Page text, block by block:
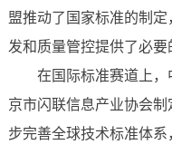
盟推动了国家标准的制
发和质量管控提供了必要
在国际标准赛道上，
京市闪联信息产业协会
步完善全球技术标准体